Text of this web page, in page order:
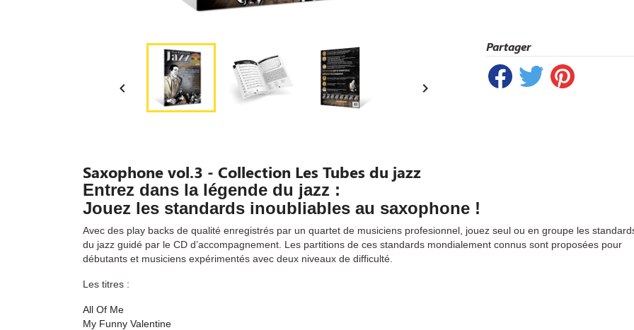
 
Partager
Saxophone vol.3 - Collection Les Tubes du jazz
Entrez dans la légende du jazz :
Jouez les standards inoubliables au saxophone !
Avec des play backs de qualité enregistrés par un quartet de musiciens profesionnel, jouez seul ou en groupe les
du jazz guidé par le CD d’accompagnement. Les partitions de ces standards mondialement connus sont proposées pour
débutants et musiciens expérimentés avec deux niveaux de difficulté.
Les titres :
All Of Me
My Funny Valentine